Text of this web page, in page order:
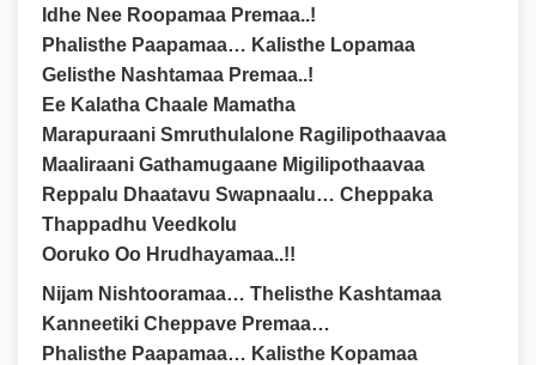
Idhe Nee Roopamaa Premaa..!
Phalisthe Paapamaa… Kalisthe Lopamaa
Gelisthe Nashtamaa Premaa..!
Ee Kalatha Chaale Mamatha
Marapuraani Smruthulalone Ragilipothaavaa
Maaliraani Gathamugaane Migilipothaavaa
Reppalu Dhaatavu Swapnaalu… Cheppaka
Thappadhu Veedkolu
Ooruko Oo Hrudhayamaa..!!
Nijam Nishtooramaa… Thelisthe Kashtamaa
Kanneetiki Cheppave Premaa…
Phalisthe Paapamaa… Kalisthe Kopamaa